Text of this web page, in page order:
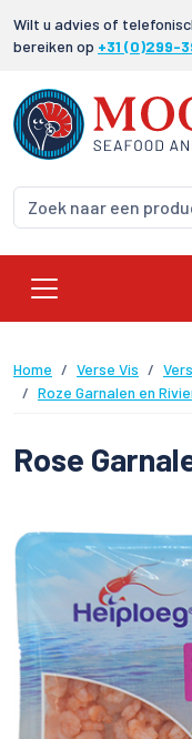
Wilt u advies of
bereiken op +31 (0)299-
Home Verse Vis
Roze Garnalen en
Rose